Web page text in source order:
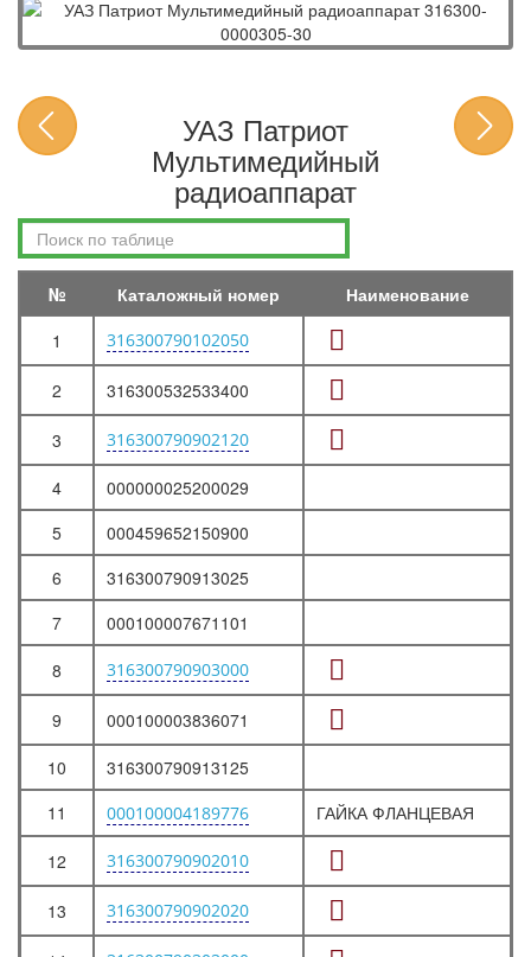
УАЗ Патриот
Мультимедийный
радиоаппарат
№ Каталожный номер
Наименование
1
316300790102050
2 316300532533400
3 316300790902120
4
000000025200029
5
000459652150900
6
316300790913025
7
000100007671101
8
316300790903000
9
000100003836071
10
316300790913125
11
000100004189776 ГАЙКА ФЛАНЦЕВАЯ
12 316300790902010
13 316300790902020